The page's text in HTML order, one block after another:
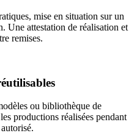
mise en situation sur un
Une attestation de réalisation et
remises.
ou bibliothèque de
productions réalisées pendant